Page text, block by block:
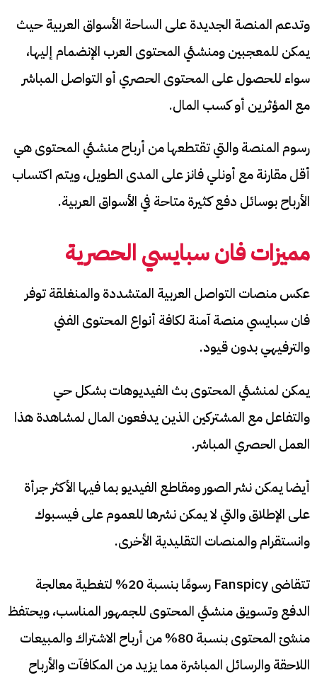
وتدعم المنصة الجديدة على الساحة الأسواق العربية حيث
يمكن للمعجبين ومنشئي المحتوى العرب الإنضمام إليها،
سواء للحصول على المحتوى الحصري أو التواصل المباشر
مع المؤثرين أو كسب المال.
رسوم المنصة والتي تقتطعها من أرباح منشئي المحتوى هي
أقل مقارنة مع أونلي فانز على المدى الطويل، ويتم اكتساب
الأرباح بوسائل دفع كثيرة متاحة في الأسواق العربية.
مميزاتفان سبايسيالحصرية
عكس منصات التواصل العربية المتشددة والمنغلقة توفر
فان سبايسي منصة آمنة لكافة أنواع المحتوى الفني
والترفيهي بدون قيود.
يمكن لمنشئي المحتوى بث الفيديوهات بشكل حي
والتفاعل مع المشتركين الذين يدفعون المال لمشاهدة هذا
العمل الحصري المباشر.
أيضا يمكن نشر الصور ومقاطع الفيديو بما فيها الأكثر جرأة
على الإطلاق والتي لا يمكن نشرها للعموم على فيسبوك
وانستقرام والمنصات التقليدية الأخرى.
تتقاضى Fanspicy رسومًا بنسبة 20% لتغطية معالجة
الدفع وتسويق منشئي المحتوى للجمهور المناسب، ويحتفظ
منشئ المحتوى بنسبة 80% من أرباح الاشتراك والمبيعات
اللاحقة والرسائل المباشرة مما يزيد من المكافآت والأرباح